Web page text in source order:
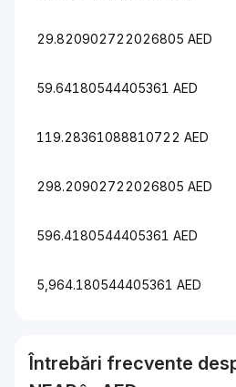
29.820902722026805 AED
59.64180544405361 AED
119.28361088810722 AED
298.20902722026805 AED
596.4180544405361 AED
5,964.180544405361 AED
Întrebări frecvente